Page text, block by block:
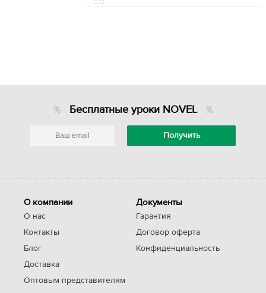
Бесплатные уроки NOVEL
О компании
О нас
Контакты
Блог
Доставка
Оптовым представителям
Документы
Гарантия
Договор оферта
Конфиденциальность